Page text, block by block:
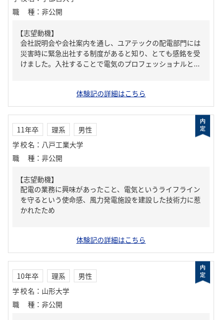
職種 ： 非公開
【志望動機】
会社説明会や会社案内を通し、ユアテックの配電部門には
災害時に緊急出社する制度があると知り、とても感銘を受
けました。入社することで電気のプロフェッショナルと...
体験記の詳細はこちら
11年卒 理系
男性
学校名 ： 八戸工業大学
職種 ： 非公開
【志望動機】
配電の業務に興味があったこと、電気というライフライン
を守るという使命感、風力発電施設を建設した技術力に惹
かれたため
体験記の詳細はこちら
10年卒 理系
男性
学校名 ： 山形大学
職種 ： 非公開